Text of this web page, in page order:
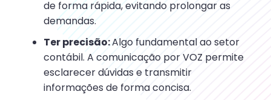
de forma rápida, evitando prolongar as
demandas.
Ter precisão:Algo fundamental ao setor
contábil. A comunicação por VOZ permite
esclarecer dúvidas e transmitir
informações de forma concisa.